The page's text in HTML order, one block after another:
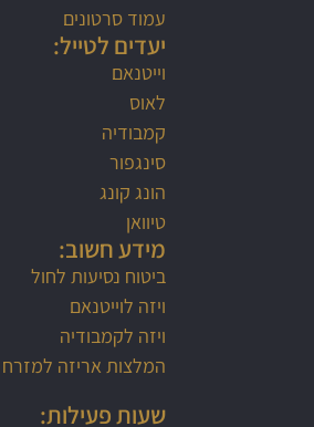
עמוד סרטונים
יעדים לטייל:
וייטנאם
לאוס
קמבודיה
סינגפור
הונג קונג
טיוואן
מידע חשוב:
ביטוח נסיעות לחול
ויזה לוייטנאם
ויזה לקמבודיה
המלצות אריזה למזרח
שעות פעילות: